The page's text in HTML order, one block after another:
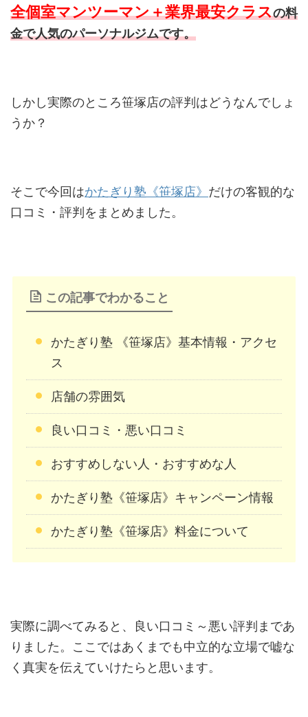
全個室マンツーマン＋業界最安クラスの料
金で人気のパーソナルジムです。
しかし実際のところ笹塚店の評判はどうなんでしょ
うか？
そこで今回はかたぎり塾《笹塚店》 だけの客観的な
口コミ・評判をまとめました。
この記事でわかること
かたぎり塾 《笹塚店》基本情報・アクセ
ス
店舗の雰囲気
良い口コミ・悪い口コミ
おすすめしない人・おすすめな人
かたぎり塾《笹塚店》キャンペーン情報
かたぎり塾《笹塚店》料金について
実際に調べてみると、良い口コミ～悪い評判まであ
りました。ここではあくまでも中立的な立場で嘘な
く真実を伝えていけたらと思います。